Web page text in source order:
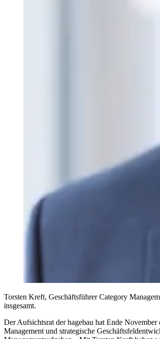
Torsten Kreft, Geschäftsführer Category
insgesamt.
Der Aufsichtsrat der hagebau hat Ende
Management und strategische